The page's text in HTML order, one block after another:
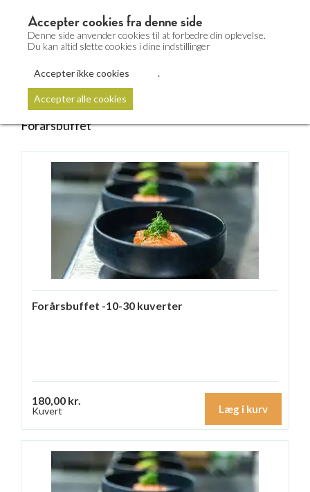
Catering
Forårsbuffet
Forårsbuffet -10-30 kuverter
180,00 kr.
Kuvert Læg i kurv
Accepter cookies fra denne side
Denne side anvender cookies til at forbedre din oplevelse.
Du kan altid slette cookies i dine indstillinger
Accepter ikke cookies .
Accepter alle cookies